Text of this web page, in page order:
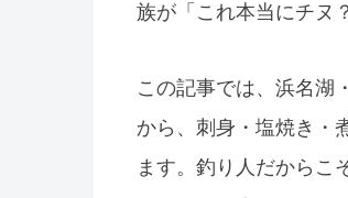
族が「これ本当にチヌ
この記事では、浜名湖
から、刺身・塩焼き・
ます。釣り人だからこ